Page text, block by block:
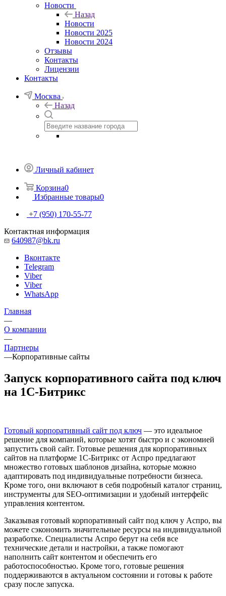
Новости
Назад
Новости
Новости 2025
Новости 2024
Отзывы
Контакты
Лицензии
Контакты
Москва
Назад
Личный кабинет
Корзина0
Избранные товары0
+7 (950) 170-55-77
Контактная информация
640987@bk.ru
Вконтакте
Telegram
Viber
Viber
WhatsApp
Главная
—
О компании
—
Партнеры
—Корпоративные сайты
Запуск корпоративного сайта под ключ
на 1С-Битрикс
Готовый корпоративный сайт под ключ — это идеальное
решение для компаний, которые хотят быстро и с экономией
запустить свой сайт. Готовые решения для корпоративных
сайтов на платформе 1С-Битрикс от Аспро предлагают
множество готовых шаблонов дизайна, которые можно
адаптировать под индивидуальные потребности бизнеса.
Кроме того, они включают в себя подробный каталог страниц,
инструменты для SEO-оптимизации и удобный интерфейс
управления контентом.
Заказывая готовый корпоративный сайт под ключ у Аспро, вы
можете сэкономить значительные ресурсы на индивидуальной
разработке. Специалисты Аспро берут на себя все
технические детали и настройки, а также помогают
наполнить сайт контентом и обеспечить его
работоспособностью. Кроме того, готовые решения
поддерживаются в актуальном состоянии и готовы к работе
сразу после запуска.